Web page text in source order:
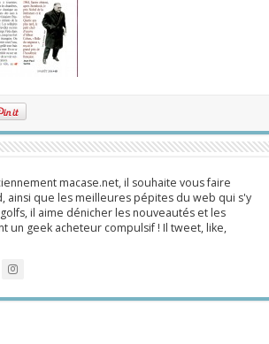
macase.net, il souhaite vous faire
ainsi que les meilleures pépites du web qui s'y
il aime dénicher les nouveautés et les
un geek acheteur compulsif ! Il tweet, like,